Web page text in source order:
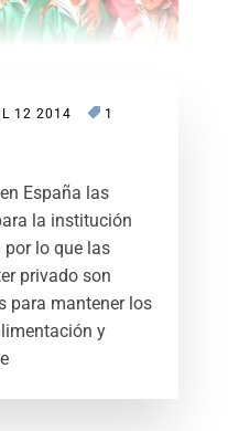
12 2014
1
España las
la institución
por lo que las
privado son
para mantener los
y